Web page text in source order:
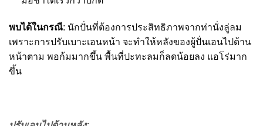
พบได้ในกรณี: นักปั่นที่ต้องการประสิทธิภาพจากท่านั่งลู่ลม
เพราะการปรับเบาะเอนหน้า จะทำให้หลังของผู้ปั่นเอนไปด้าน
หน้าตาม พอก้มมากขึ้น พื้นที่ปะทะลมก็ลดน้อยลง แอโร่มาก
ขึ้น